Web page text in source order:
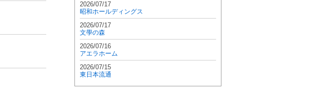
2026/07/17
昭和ホールディングス
2026/07/17
文學の森
2026/07/16
アエラホーム
2026/07/15
東日本流通